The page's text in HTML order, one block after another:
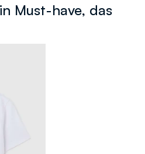
Must-have, das